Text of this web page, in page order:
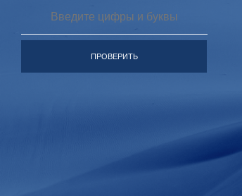
ПРОВЕРИТЬ